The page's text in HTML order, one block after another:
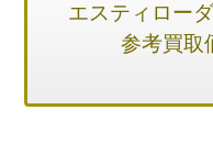
エスティロー
参考買取